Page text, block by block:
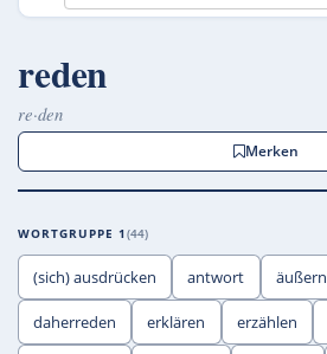
reden
re·den
Merken
WORTGRUPPE 1 44
(sich) ausdrücken antwort äußern
daherreden erklären erzählen